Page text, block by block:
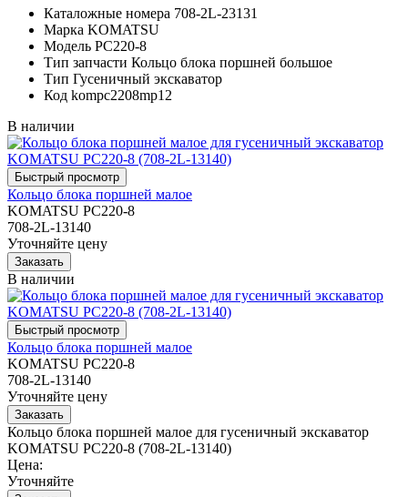
Каталожные номера 708-2L-23131
Марка KOMATSU
Модель PC220-8
Тип запчасти Кольцо блока поршней большое
Тип Гусеничный экскаватор
Код kompc2208mp12
В наличии
Кольцо блока поршней малое
KOMATSU PC220-8
708-2L-13140
Уточняйте цену
В наличии
Кольцо блока поршней малое
KOMATSU PC220-8
708-2L-13140
Уточняйте цену
Кольцо блока поршней малое для гусеничный экскаватор
KOMATSU PC220-8 (708-2L-13140)
Цена:
Уточняйте